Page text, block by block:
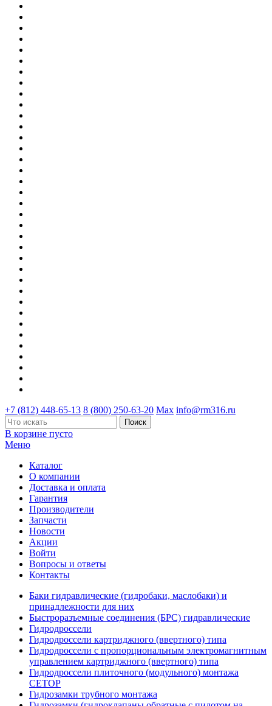
+7 (812) 448-65-13 8 (800) 250-63-20 Max info@rm316.ru
В корзине пусто
Меню
Каталог
О компании
Доставка и оплата
Гарантия
Производители
Запчасти
Новости
Акции
Войти
Вопросы и ответы
Контакты
Баки гидравлические (гидробаки, маслобаки) и
принадлежности для них
Быстроразъемные соединения (БРС) гидравлические
Гидродроссели
Гидродроссели картриджного (ввертного) типа
Гидродроссели с пропорциональным электромагнитным
управлением картриджного (ввертного) типа
Гидродроссели плиточного (модульного) монтажа
CETOP
Гидрозамки трубного монтажа